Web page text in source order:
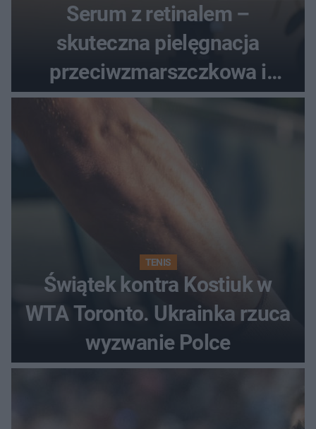
Serum z retinalem –
skuteczna pielęgnacja
przeciwzmarszczkowa i
regenerująca
TENIS
Świątek kontra Kostiuk w
WTA Toronto. Ukrainka rzuca
wyzwanie Polce